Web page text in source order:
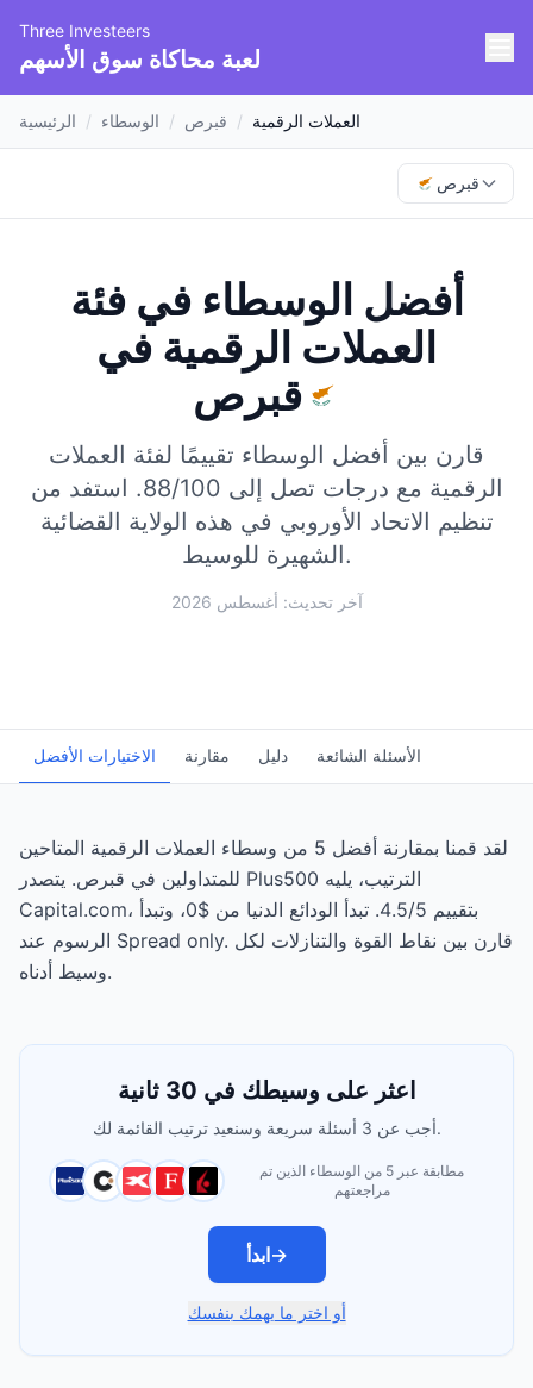
Three Investeers
لعبة محاكاة سوق الأسهم
الرئيسية / الوسطاء / قبرص / العملات الرقمية
قبرص
أفضل الوسطاء في فئة
العملات الرقمية في
قبرص
قارن بين أفضل الوسطاء تقييمًا لفئة العملات
الرقمية مع درجات تصل إلى 88/100.
استفد من
تنظيم الاتحاد الأوروبي في هذه الولاية القضائية
الشهيرة للوسيط.
آخر تحديث: أغسطس 2026
الاختيارات الأفضل مقارنة دليل الأسئلة الشائعة
لقد قمنا بمقارنة أفضل 5 من وسطاء العملات الرقمية المتاحين
للمتداولين في قبرص. يتصدر Plus500 الترتيب، يليه
Capital.com، بتقييم 4.5/5. تبدأ الودائع الدنيا من $0، وتبدأ
الرسوم عند Spread only. قارن بين نقاط القوة والتنازلات لكل
وسيط أدناه.
اعثر على وسيطك في 30 ثانية
أجب عن 3 أسئلة سريعة وسنعيد ترتيب القائمة لك.
مطابقة عبر 5 من الوسطاء الذين تم
مراجعتهم
ابدأ→
أو اختر ما يهمك بنفسك